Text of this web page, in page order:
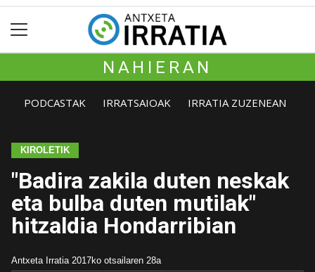
NAHIERAN
PODCASTAK IRRATSAIOAK IRRATIA ZUZENEAN
KIROLETIK
"Badira zakila duten neskak
eta bulba duten mutilak"
hitzaldia Hondarribian
Antxeta Irratia 2017ko otsailaren 28a